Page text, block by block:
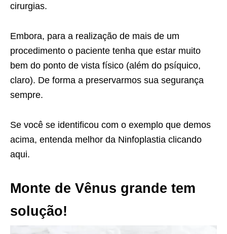
cirurgias.
Embora, para a realização de mais de um
procedimento o paciente tenha que estar muito
bem do ponto de vista físico (além do psíquico,
claro). De forma a preservarmos sua segurança
sempre.
Se você se identificou com o exemplo que demos
acima, entenda melhor da Ninfoplastia clicando
aqui.
Monte de Vênus grande tem
solução!